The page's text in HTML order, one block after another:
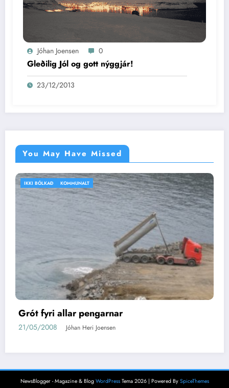
Jóhan Joensen 0
Gleðilig Jól og gott nýggjár!
23/12/2013
You May Have Missed
IKKI BÓLKAÐ VEÐRIÐ